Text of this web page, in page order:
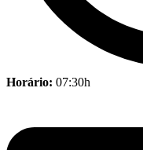
Horário: 07:30h